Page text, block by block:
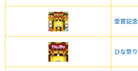
受賞記
ひな祭